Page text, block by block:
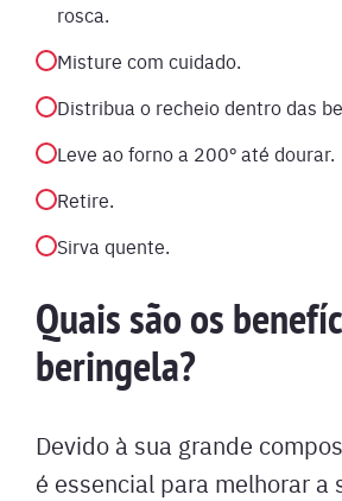
rosca.
Misture com cuidado.
Distribua o recheio dentro das
Leve ao forno a 200º até dourar.
Retire.
Sirva quente.
Quais são os
beringela?
Devido à sua grande
é essencial para melhorar a